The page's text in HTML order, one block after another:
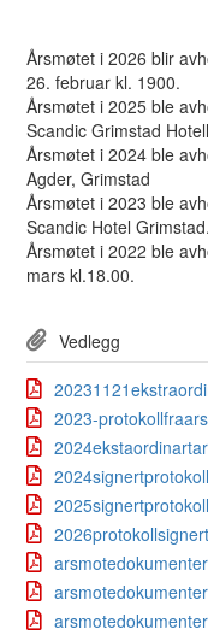
Årsmøtet i 2026 blir
26. februar kl. 1900.
Årsmøtet i 2025 ble
Scandic Grimstad
Årsmøtet i 2024 ble
Agder, Grimstad
Årsmøtet i 2023 ble
Scandic Hotel Grimstad.
Årsmøtet i 2022 ble
mars kl.18.00.
Vedlegg
2023-